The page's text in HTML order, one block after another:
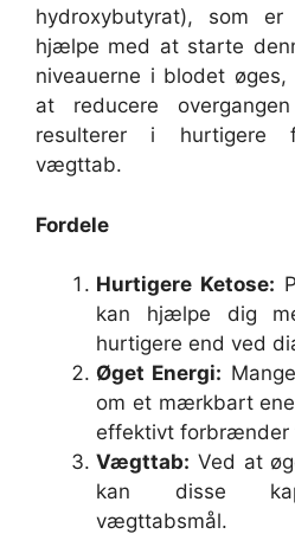
hydroxybutyrat), som
hjælpe med at starte
niveauerne i blodet
at reducere
resulterer i hurtigere
vægttab.
Fordele
Hurtigere Ketose:
kan hjælpe dig
hurtigere end ved
Øget Energi:
om et mærkbart
effektivt forbrænder
Vægttab: Ved at
kan disse
vægttabsmål.